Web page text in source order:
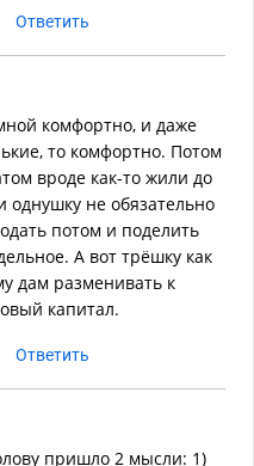
Ответить
комфортно, и даже
то комфортно. Потом
вроде как-то жили до
однушку не обязательно
потом и поделить
А вот трёшку как
дам разменивать к
капитал.
Ответить
пришло 2 мысли: 1)